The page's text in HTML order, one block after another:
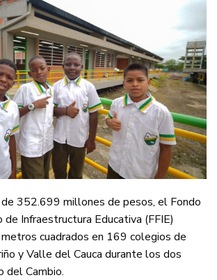
de 352.699 millones de pesos, el Fondo
de Infraestructura Educativa (FFIE)
cuadrados en 169 colegios de
y Valle del Cauca durante los dos
del Cambio.